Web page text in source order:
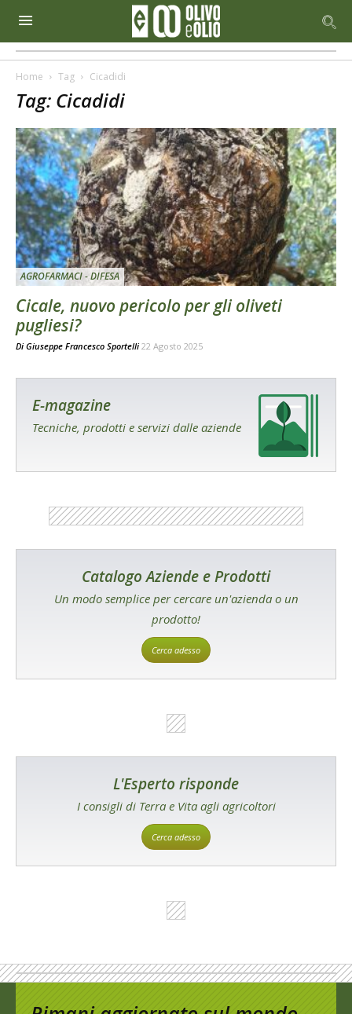
Home Tag Cicadidi
Tag: Cicadidi
AGROFARMACI - DIFESA
Cicale, nuovo pericolo per gli oliveti
pugliesi?
Di Giuseppe Francesco Sportelli 22 Agosto 2025
E-magazine
Tecniche, prodotti e servizi dalle aziende
Catalogo Aziende e Prodotti
Un modo semplice per cercare un'azienda o un
prodotto!
Cerca adesso
L'Esperto risponde
I consigli di Terra e Vita agli agricoltori
Cerca adesso